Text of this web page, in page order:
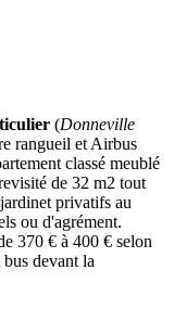
(Donneville
rangueil et Airbus
classé meublé
de 32 m2 tout
privatifs au
ou d'agrément.
370 € à 400 € selon
devant la